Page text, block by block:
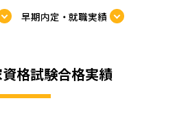
早期内定・就職実績
格試験合格実績